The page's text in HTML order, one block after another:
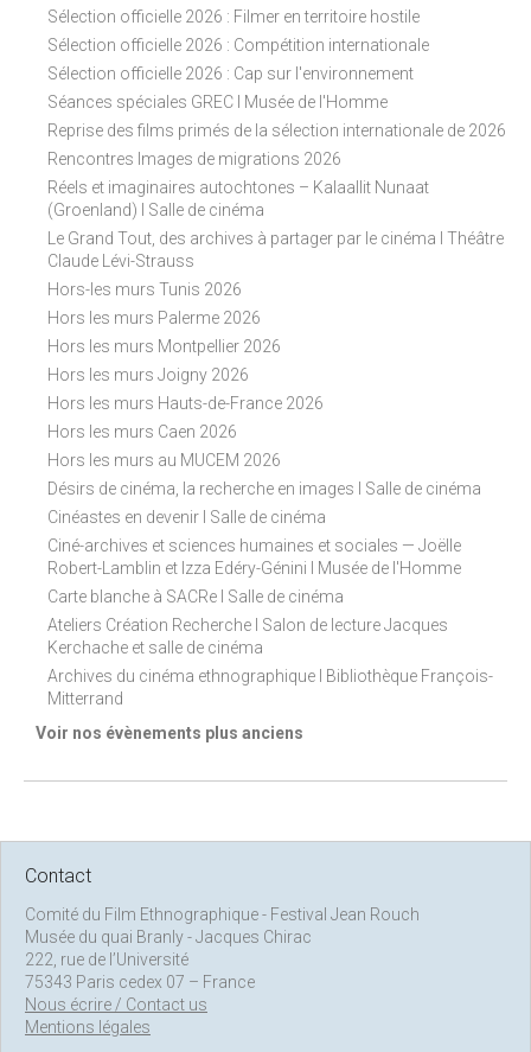
Sélection officielle 2026 : Filmer en territoire hostile
Sélection officielle 2026 : Compétition internationale
Sélection officielle 2026 : Cap sur l'environnement
Séances spéciales GREC I Musée de l'Homme
Reprise des films primés de la sélection internationale de 2026
Rencontres Images de migrations 2026
Réels et imaginaires autochtones – Kalaallit Nunaat
(Groenland) I Salle de cinéma
Le Grand Tout, des archives à partager par le cinéma I Théâtre
Claude Lévi-Strauss
Hors-les murs Tunis 2026
Hors les murs Palerme 2026
Hors les murs Montpellier 2026
Hors les murs Joigny 2026
Hors les murs Hauts-de-France 2026
Hors les murs Caen 2026
Hors les murs au MUCEM 2026
Désirs de cinéma, la recherche en images I Salle de cinéma
Cinéastes en devenir I Salle de cinéma
Ciné-archives et sciences humaines et sociales — Joëlle
Robert-Lamblin et Izza Edéry-Génini I Musée de l'Homme
Carte blanche à SACRe I Salle de cinéma
Ateliers Création Recherche I Salon de lecture Jacques
Kerchache et salle de cinéma
Archives du cinéma ethnographique I Bibliothèque François-
Mitterrand
Voir nos évènements plus anciens
Contact
Comité du Film Ethnographique - Festival Jean Rouch
Musée du quai Branly - Jacques Chirac
222, rue de l’Université
75343 Paris cedex 07 – France
Nous écrire / Contact us
Mentions légales